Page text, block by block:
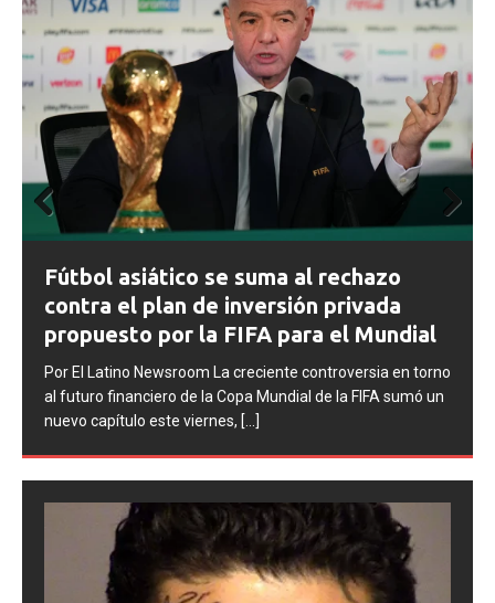
FIFA abre expedientes disciplinarios
contra Argentina tras los incidentes en
la final del Mundial 2026
Por El Latino Newsroom La FIFA inició una serie de
procesos disciplinarios contra la Asociación del Fútbol
Argentino (AFA), cuatro integrantes de la selección
argentina
Prev